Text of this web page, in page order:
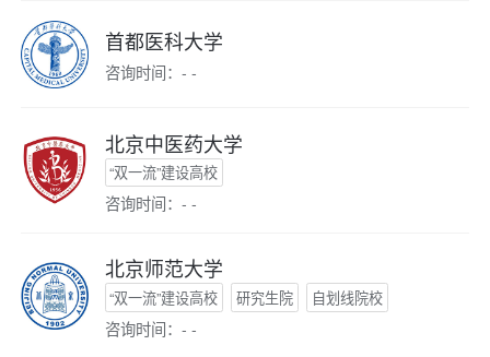
首都医科大学
咨询时间：- -
北京中医药大学
“双一流”建设高校
咨询时间：- -
北京师范大学
“双一流”建设高校 研究生院 自划线院校
咨询时间：- -